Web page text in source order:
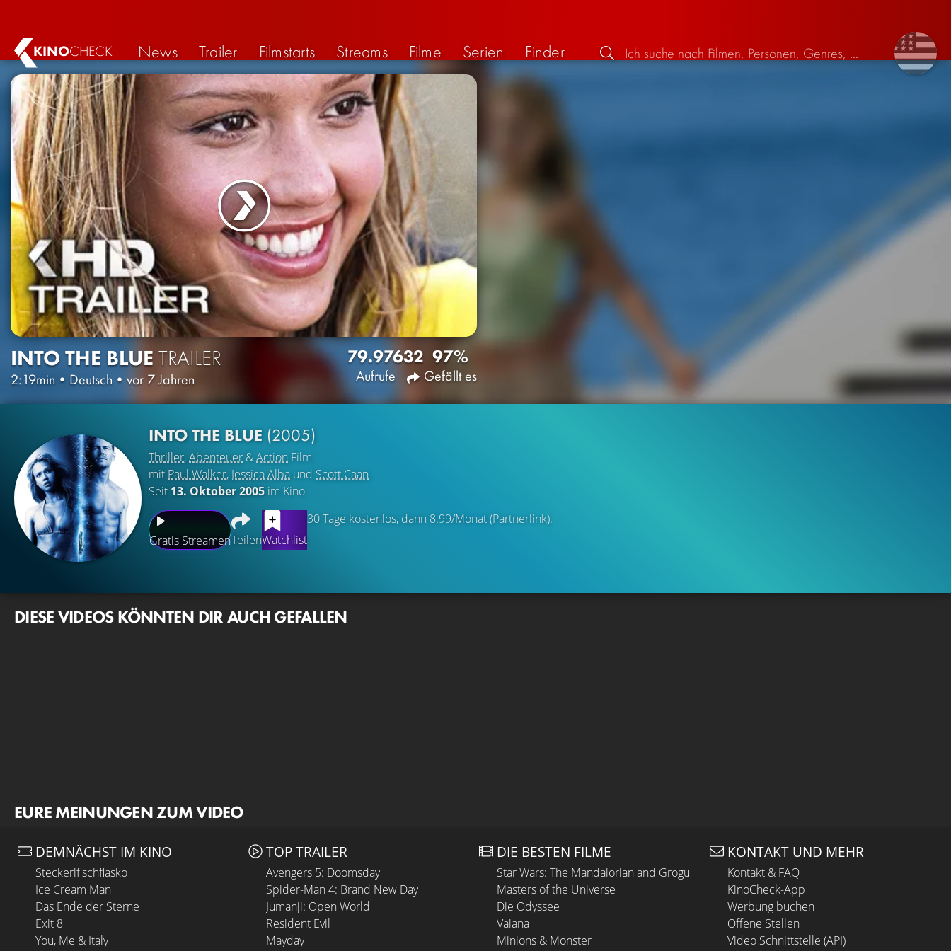
KINOCHECK News Trailer Filmstarts Streams Filme Serien Finder
INTO THE BLUE TRAILER
2:19min • Deutsch • vor 7 Jahren
79.976
Aufrufe
32 97%
Gefällt es
INTO THE BLUE (2005)
Thriller,Abenteuer &Action Film
mit Paul Walker, Jessica Alba und Scott Caan
Seit 13. Oktober 2005im Kino
Gratis StreamenTeilenWatchlist
30 Tage kostenlos, dann 8.99/Monat (Partnerlink).
DIESE VIDEOS KÖNNTEN DIR AUCH GEFALLEN
EURE MEINUNGEN ZUM VIDEO
DEMNÄCHST IM KINO
Steckerlfischfiasko
Ice Cream Man
Das Ende der Sterne
Exit 8
You, Me & Italy
TOP TRAILER
Avengers 5: Doomsday
Spider-Man 4: Brand New Day
Jumanji: Open World
Resident Evil
Mayday
DIE BESTEN FILME
Star Wars: The Mandalorian and Grogu
Masters of the Universe
Die Odyssee
Vaiana
Minions & Monster
KONTAKT UND MEHR
Kontakt & FAQ
KinoCheck-App
Werbung buchen
Offene Stellen
Video Schnittstelle (API)